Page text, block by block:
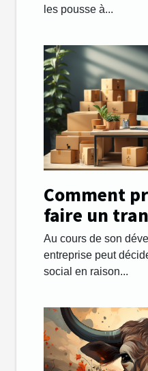
les pousse à...
Comment
faire un
social
Au cours de son
entreprise peut
social en raison...